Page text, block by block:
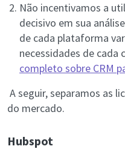
Não incentivamos a
decisivo em sua
de cada plataforma
necessidades de cada
completo sobre CRM
A seguir, separamos as
do mercado.
Hubspot